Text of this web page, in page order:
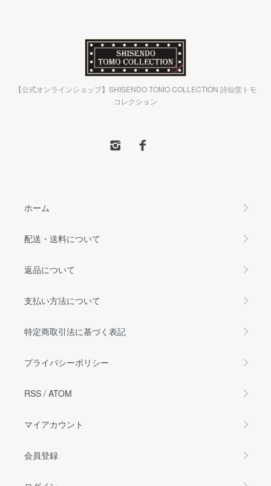
【公式オンラインショップ】SHISENDO TOMO COLLECTION 詩仙堂トモ
コレクション
ホーム
配送・送料について
返品について
支払い方法について
特定商取引法に基づく表記
プライバシーポリシー
RSS / ATOM
マイアカウント
会員登録